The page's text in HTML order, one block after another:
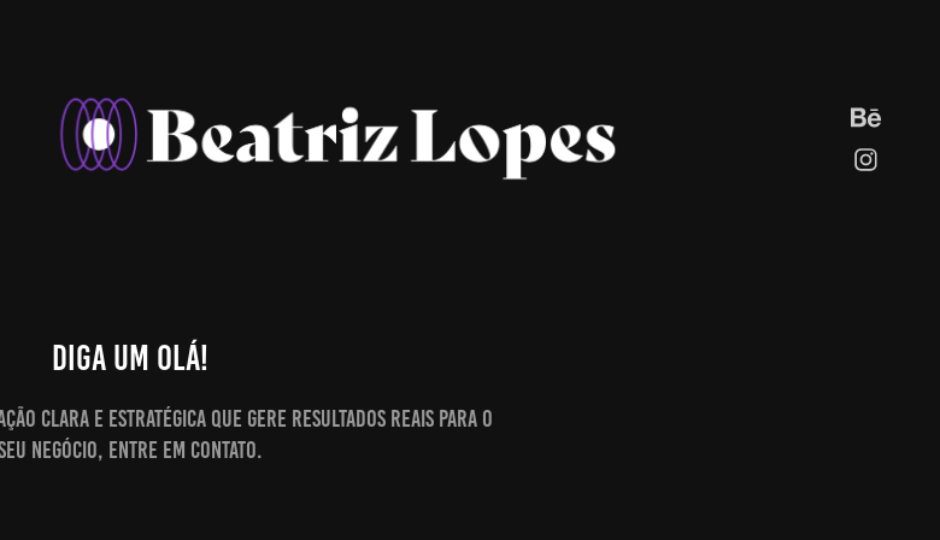
Diga um olá!
clara e estratégica que gere resultados reais para o
negócio, entre em contato.